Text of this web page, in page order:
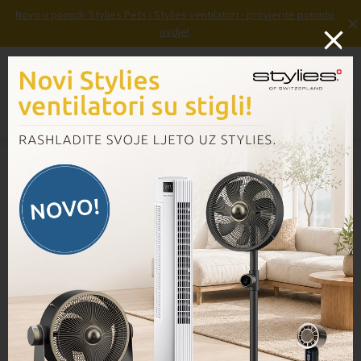
Novo u ponudi: Stylies Pets i Stylies ventilatori - provjerite ponudu
ovdje!
×
Prijava Košarica
Domov
/ Proizvodi / Električni kabel VK200, 10m